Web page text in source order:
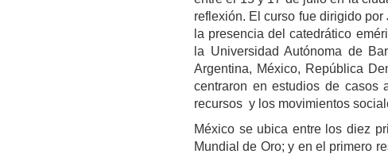
reflexión. El curso fue dirigido
la presencia del catedrático
la Universidad Autónoma de
Argentina, México, República
centraron en estudios de casos
recursos y los movimientos
México se ubica entre los diez
Mundial de Oro; y en el primero